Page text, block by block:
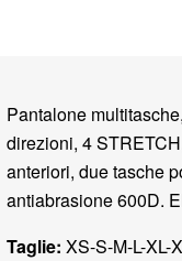
Pantalone
direzioni, 4
anteriori, due tasche
antiabrasione 600D.
Taglie: XS-S-M-L-XL-